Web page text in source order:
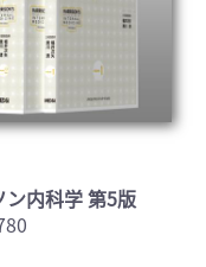
ン内科学 第5版